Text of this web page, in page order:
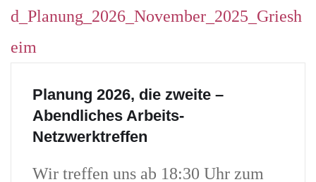
Planung 2026, die zweite –
Abendliches Arbeits-
Netzwerktreffen
Wir treffen uns ab 18:30 Uhr zum